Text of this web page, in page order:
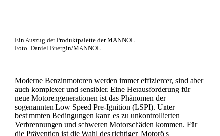
Ein Auszug der Produktpalette der MANNOL.
Foto: Daniel Buergin/MANNOL
Moderne Benzinmotoren werden immer effizienter, sind aber
auch komplexer und sensibler. Eine Herausforderung für
neue Motorengenerationen ist das Phänomen der
sogenannten Low Speed Pre-Ignition (LSPI). Unter
bestimmten Bedingungen kann es zu unkontrollierten
Verbrennungen und schweren Motorschäden kommen. Für
die Prävention ist die Wahl des richtigen Motoröls